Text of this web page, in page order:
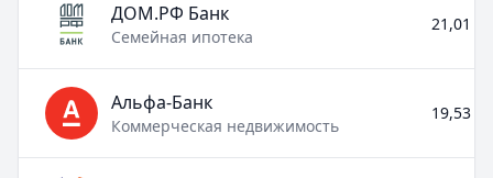
ДОМ.РФ Банк
Семейная ипотека
21,01 %
Альфа-Банк
Коммерческая недвижимость
19,53